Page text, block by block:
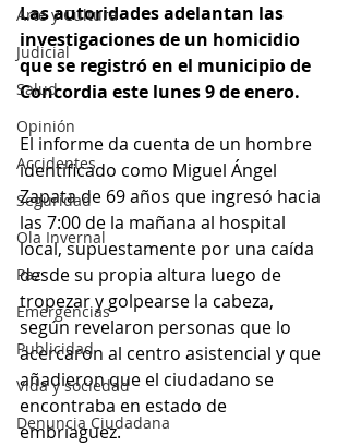
Arte y Cultura
Judicial
Salud
Opinión
Accidentes
Seguridad
Ola Invernal
Paz
Emergencias
Publicidad
Vida y sociedad
Denuncia Ciudadana
Las autoridades adelantan las
investigaciones de un homicidio
que se registró en el municipio de
Concordia este lunes 9 de enero.
El informe da cuenta de un hombre
identificado como Miguel Ángel
Zapata de 69 años que ingresó hacia
las 7:00 de la mañana al hospital
local, supuestamente por una caída
desde su propia altura luego de
tropezar y golpearse la cabeza,
según revelaron personas que lo
acercaron al centro asistencial y que
añadieron que el ciudadano se
encontraba en estado de
embriaguez.